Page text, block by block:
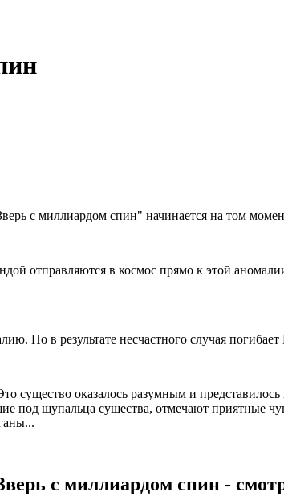
с миллиардом спин" начинается на том
отправляются в космос прямо к этой
Но в результате несчастного случая
существо оказалось разумным и
под щупальца существа, отмечают приятные
с миллиардом спин -